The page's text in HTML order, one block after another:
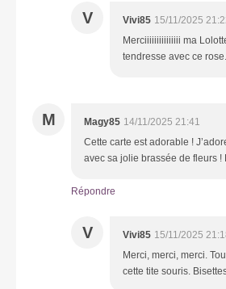
V Vivi85 15/11/2025
Merciiiiiiiiiiiiiii ma
tendresse avec ce
M Magy85 14/11/2025 21:41
Cette carte est adorable !
avec sa jolie brassée de fleurs !
Répondre
V Vivi85 15/11/2025
Merci, merci, merci.
cette tite souris.